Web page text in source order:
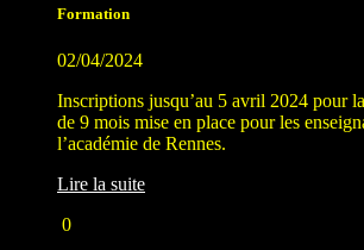
Formation
02/04/2024
Inscriptions jusqu’au 5 avril 2024 pour
de 9 mois mise en place pour les
l’académie de Rennes.
Lire la suite
0